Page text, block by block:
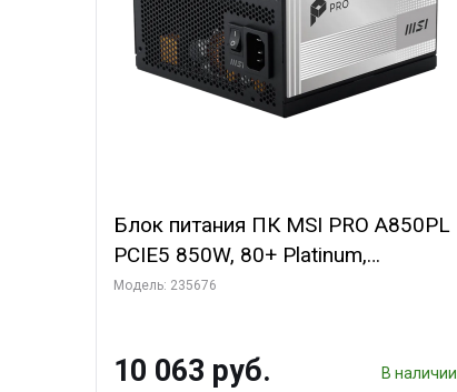
Блок питания ПК MSI PRO A850PL
PCIE5 850W, 80+ Platinum,
полностью модульный, ATX 3.1,
Модель: 235676
10 063 руб. В наличии